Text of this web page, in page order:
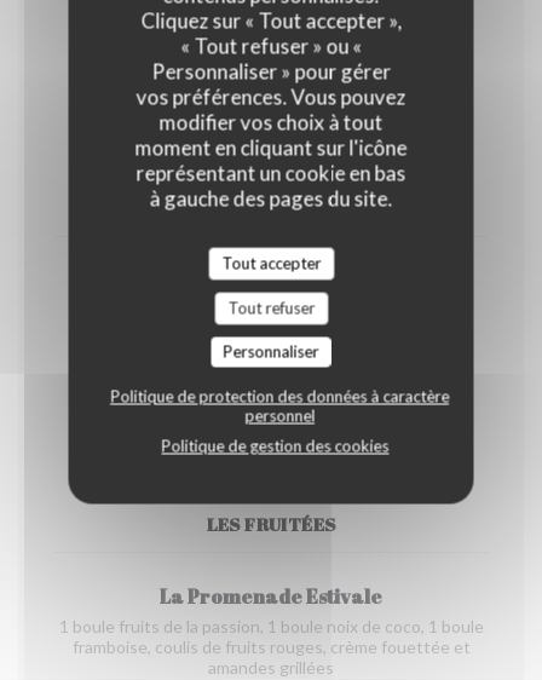
Cliquez sur « Tout accepter »,
« Tout refuser » ou «
Personnaliser » pour gérer
vos préférences. Vous pouvez
modifier vos choix à tout
moment en cliquant sur l'icône
représentant un cookie en bas
à gauche des pages du site.
Tout accepter
Tout refuser
Personnaliser
Politique de protection des données à caractère
personnel
Politique de gestion des cookies
Nos Gaufres Gourmandes
La flamande
Glace spéculoos, cassonade, brisures de spéculoos,
sauce caramel et crème fouettée
8,50 EUR
La gourmande
1 glace ou sorbet au choix, sauce ou coulis au choix et
crème fouettée
8,50 EUR
Nos Glaces
LES FRUITÉES
La Promenade Estivale
1 boule fruits de la passion, 1 boule noix de coco, 1 boule
framboise, coulis de fruits rouges, crème fouettée et
amandes grillées